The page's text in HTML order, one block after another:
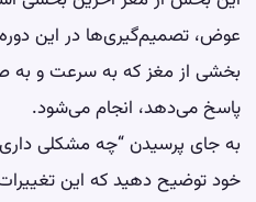
عوض، تصمیم‌گیری‌ها در این دوره
بخشی از مغز که به سرعت و
پاسخ می‌دهد، انجام می‌شود.
به جای پرسیدن “چه مشکلی
خود توضیح دهید که این